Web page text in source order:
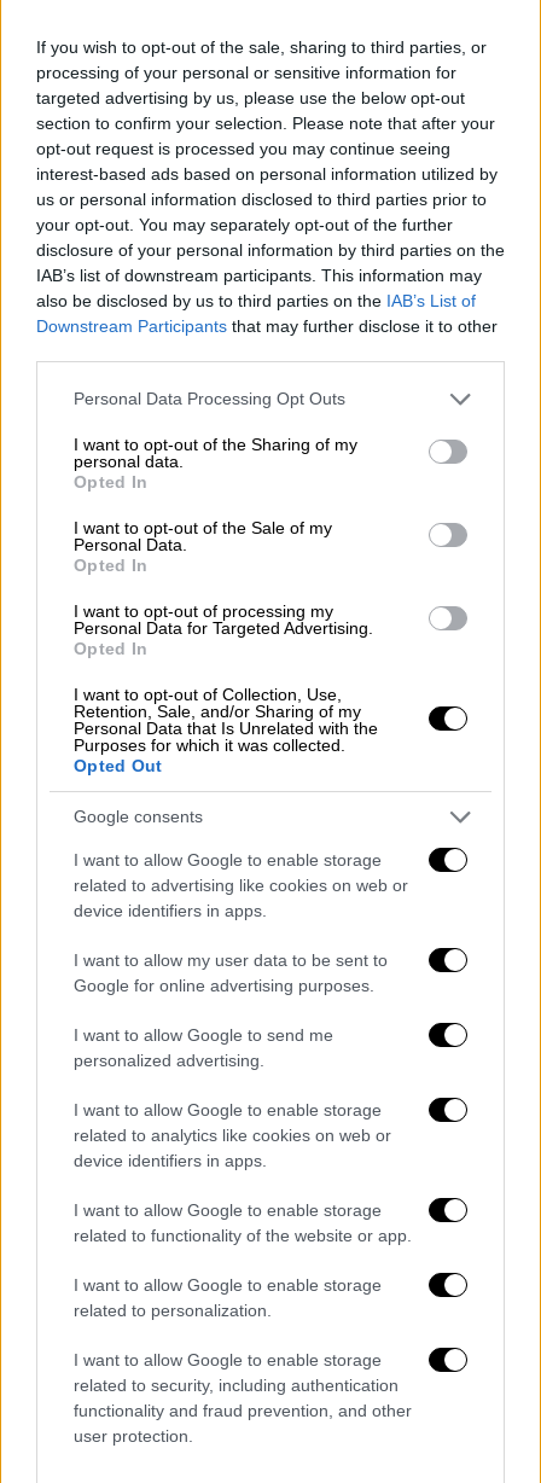
If you wish to opt-out of the sale, sharing to third parties, or
processing of your personal or sensitive information for
targeted advertising by us, please use the below opt-out
section to confirm your selection. Please note that after your
opt-out request is processed you may continue seeing
interest-based ads based on personal information utilized by
us or personal information disclosed to third parties prior to
your opt-out. You may separately opt-out of the further
disclosure of your personal information by third parties on the
IAB’s list of downstream participants. This information may
also be disclosed by us to third parties on the IAB’s List of
Downstream Participants that may further disclose it to other
Please note that this website/app uses one or more Google
not limited to your visit or usage behaviour. You may click to
grant or deny consent to Google and its third-party tags to
use your data for below specified purposes in below Google
consent section.
Personal Data Processing Opt Outs
I want to opt-out of the Sharing of my
personal data.
Opted In
I want to opt-out of the Sale of my
Personal Data.
Opted In
I want to opt-out of processing my
Personal Data for Targeted Advertising.
Opted In
I want to opt-out of Collection, Use,
Retention, Sale, and/or Sharing of my
Personal Data that Is Unrelated with the
Purposes for which it was collected.
Opted Out
Google consents
I want to allow Google to enable storage
related to advertising like cookies on web or
device identifiers in apps.
I want to allow my user data to be sent to
Google for online advertising purposes.
I want to allow Google to send me
personalized advertising.
I want to allow Google to enable storage
related to analytics like cookies on web or
device identifiers in apps.
I want to allow Google to enable storage
related to functionality of the website or app.
I want to allow Google to enable storage
related to personalization.
I want to allow Google to enable storage
related to security, including authentication
functionality and fraud prevention, and other
user protection.
Περισσότεροι από 90 μαθητές αναγκάζονται
να πηγαίνουν στο σχολείο με τοΚΤΕΛ.
Οι μαθητές χρησιμοποιούν την γραμμή του
ΚΤΕΛμε κατεύθυνση τοΝομισματοκοπείο,
το λεωφορείο αναχωρεί7:40και είναι τοπιο
δημοφιλές δρομολόγιο, καθώς
χρησιμοποιείται για να φτάσει κάποιος στο
μετρόγια το κέντρο της Αθήνας.
Στο λεωφορείο που η χωρητικότητα είναι
κανονικά
για 52 καθήμενους , είναι
ασφυκτικά
, με αποτέλεσμα να ζητούν από την
Περιφέρειανα υπάρξει μέριμνα για να μην
προκληθεί κάποιο σοβαρό ατύχημα.
Σύμφωνα με ρεπορτάζ του Mega, στην
επιστροφή από το σχολείο, επειδή τα
αναγκάζονται να γυρίζουνπίσω με τα πόδια
περπατώντας και πάνω από 6 χιλιόμετρα.
Αναζητούνται ακόμα τα ελάχιστα
εγγυημένα δρομολόγια στα ΜΜΜ τις
ημέρες των απεργιών
Σε ποια οικόπεδα θα κάνει έρευνες για
Δείτε τους χάρτες
«Δόντια του δράκου»: Έτσι προσπαθούν
οι Ρώσοι να εμποδίσουν την ουκρανική
προέλαση
Εκτροχιάζεται η τιμή της βενζίνης - Πού
έφθασε τα 2,300 ευρώ - Τι λέει ο
Ασμάτογλου στην «Η»
«Monster: The Jeffrey Dahmer Story»: Η